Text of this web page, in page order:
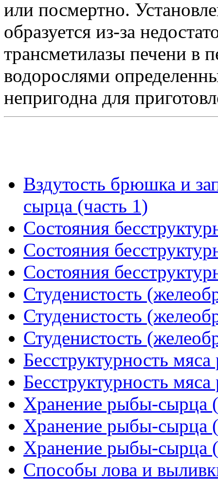
или посмертно.
образуется из-за
трансметилазы печени в
водорослями
непригодна для
Вздутость брюшка и
сырца (часть 1)
Состояния
Состояния
Состояния
Студенистость
Студенистость
Студенистость
Бесструктурность
Бесструктурность
Хранение рыбы-сырца
Хранение рыбы-сырца
Хранение рыбы-сырца
Способы лова и